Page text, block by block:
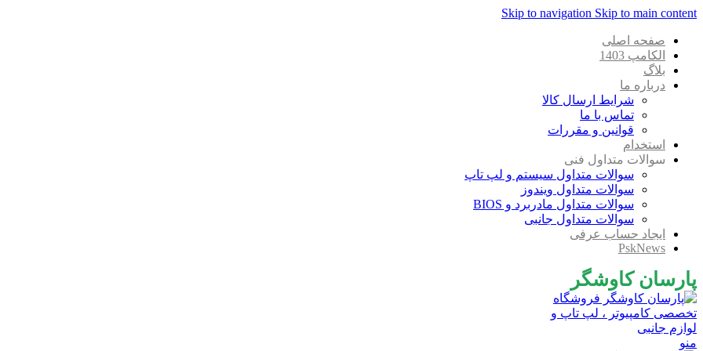
Skip to navigation Skip to main content
صفحه اصلی
الکامپ 1403
بلاگ
درباره ما
شرایط ارسال کالا
تماس با ما
قوانین و مقررات
استخدام
سوالات متداول فنی
سوالات متداول سیستم و لپ تاپ
سوالات متداول ویندوز
سوالات متداول مادربرد و BIOS
سوالات متداول جانبی
ایجاد حساب عرفی
PskNews
پارسان کاوشگر
منو